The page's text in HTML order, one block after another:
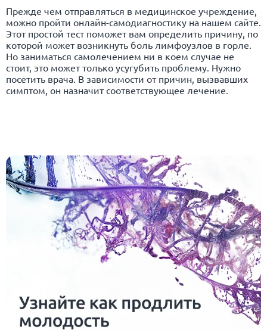
Прежде чем отправляться в медицинское учреждение,
можно пройти онлайн-самодиагностику на нашем сайте.
Этот простой тест поможет вам определить причину, по
которой может возникнуть боль лимфоузлов в горле.
Но заниматься самолечением ни в коем случае не
стоит, это может только усугубить проблему. Нужно
посетить врача. В зависимости от причин, вызвавших
симптом, он назначит соответствующее лечение.